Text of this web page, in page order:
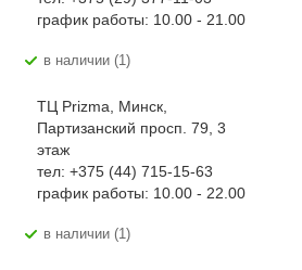
график работы: 10.00 - 21.00
В наличии (1)
ТЦ Prizma, Минск,
Партизанский просп. 79, 3
этаж
тел: +375 (44) 715-15-63
график работы: 10.00 - 22.00
В наличии (1)